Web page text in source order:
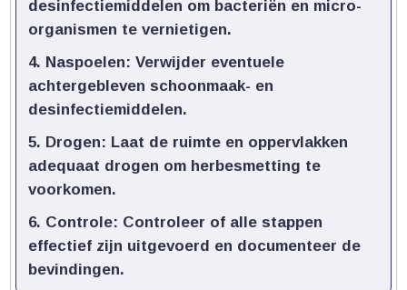
desinfectiemiddelen om bacteriën en micro-
organismen te vernietigen.​
Naspoelen: Verwijder eventuele
achtergebleven schoonmaak- en
desinfectiemiddelen.​
Drogen: Laat de ruimte en oppervlakken
adequaat drogen om herbesmetting te
voorkomen.​
Controle: Controleer of alle stappen
effectief zijn uitgevoerd en documenteer de
bevindingen.​